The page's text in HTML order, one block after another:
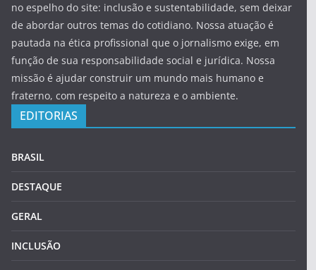
no espelho do site: inclusão e sustentabilidade, sem deixar
de abordar outros temas do cotidiano. Nossa atuação é
pautada na ética profissional que o jornalismo exige, em
função de sua responsabilidade social e jurídica. Nossa
missão é ajudar construir um mundo mais humano e
fraterno, com respeito a natureza e o ambiente.
EDITORIAS
BRASIL
DESTAQUE
GERAL
INCLUSÃO